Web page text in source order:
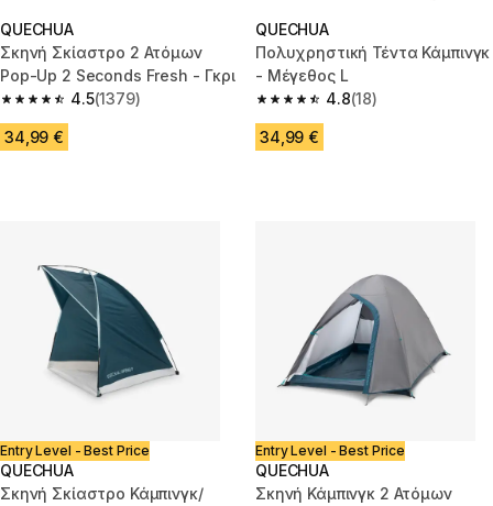
QUECHUA
Σκηνή Σκίαστρο 2 Ατόμων
Pop-Up 2 Seconds Fresh - Γκρι
4.5
4.5 out of 5 stars from 1379 reviews
(1379)
34,99 €
QUECHUA
Πολυχρηστική Τέντα Κάμπινγκ
- Μέγεθος L
4.8
4.8 out of 5 stars from 18
(18)
34,99 €
Entry Level - Best Price
QUECHUA
Σκηνή Σκίαστρο Κάμπινγκ/
Entry Level - Best Price
QUECHUA
Σκηνή Κάμπινγκ 2 Ατόμων